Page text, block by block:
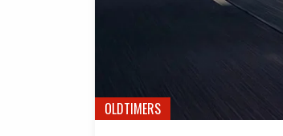
OLDTIMERS